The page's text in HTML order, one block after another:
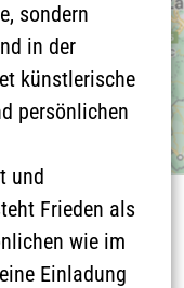
sondern
in der
künstlerische
persönlichen
und
Frieden als
wie im
Einladung